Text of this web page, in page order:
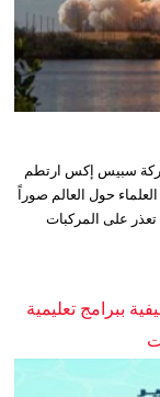
تائهاً من صاروخ فالكون 9 تابع لشركة سبيس إكس ارتطم
حول العالم صوراً
على المركبات
ببرامج تعليمية